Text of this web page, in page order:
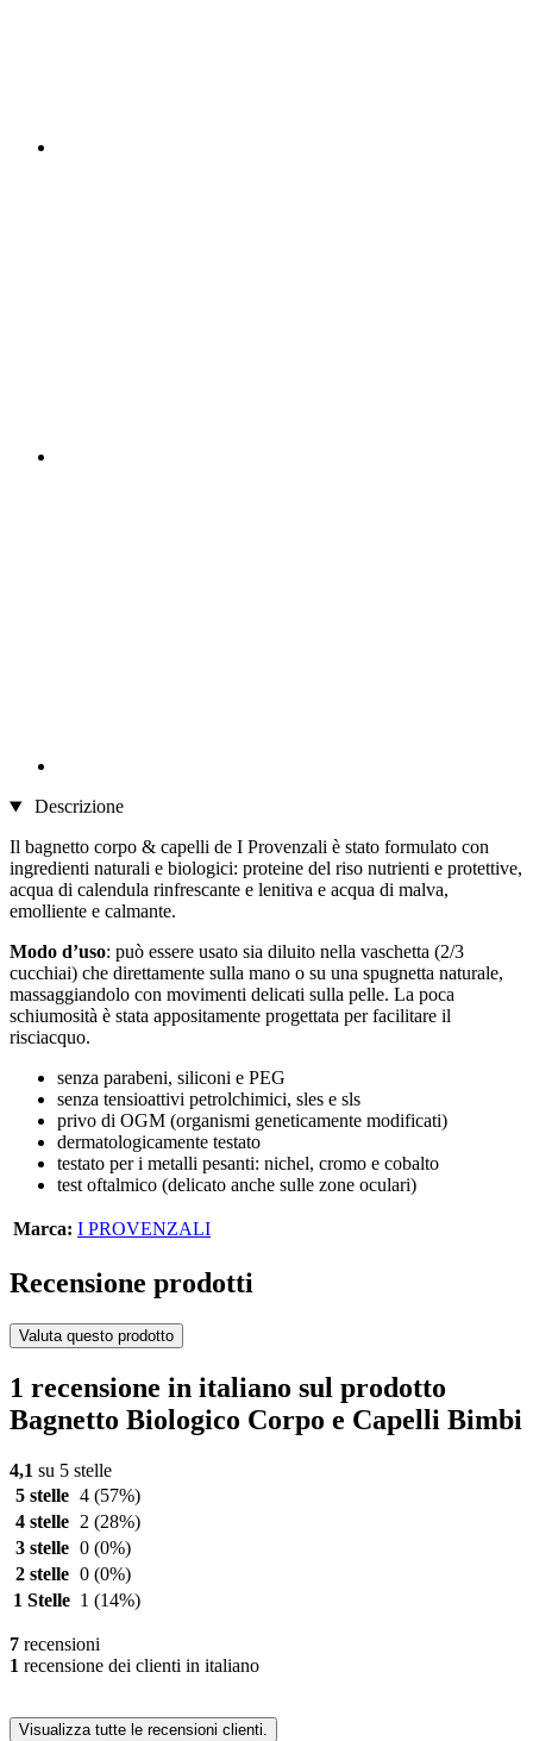
Descrizione
Il bagnetto corpo & capelli de I Provenzali è stato formulato con
ingredienti naturali e biologici: proteine del riso nutrienti e protettive,
acqua di calendula rinfrescante e lenitiva e acqua di malva,
emolliente e calmante.
Modo d’uso: può essere usato sia diluito nella vaschetta (2/3
cucchiai) che direttamente sulla mano o su una spugnetta naturale,
massaggiandolo con movimenti delicati sulla pelle. La poca
schiumosità è stata appositamente progettata per facilitare il
risciacquo.
senza parabeni, siliconi e PEG
senza tensioattivi petrolchimici, sles e sls
privo di OGM (organismi geneticamente modificati)
dermatologicamente testato
testato per i metalli pesanti: nichel, cromo e cobalto
test oftalmico (delicato anche sulle zone oculari)
Marca: I PROVENZALI
Recensione prodotti
Valuta questo prodotto
1 recensione in italiano sul prodotto
Bagnetto Biologico Corpo e Capelli Bimbi
4,1 su 5 stelle
5 stelle 4 (57%)
4 stelle
2 (28%)
3 stelle 0 (0%)
2 stelle 0 (0%)
1 Stelle 1 (14%)
7 recensioni
1 recensione dei clienti in italiano
Visualizza tutte le recensioni clienti.